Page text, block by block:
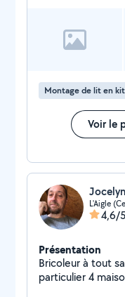
Montage de lit en kit
Voir le
L'Aigle
4,6/5
Présentation
Bricoleur à tout savoir faire puisque j ai amélioré à titre
particulier 4